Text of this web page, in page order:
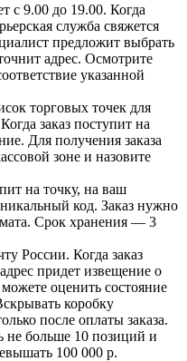
с 9.00 до 19.00. Когда
служба свяжется
предложит выбрать
адрес. Осмотрите
указанной
торговых точек для
заказ поступит на
Для получения заказа
зоне и назовите
на точку, на ваш
код. Заказ нужно
Срок хранения — 3
России. Когда заказ
придет извещение о
оценить состояние
коробку
после оплаты заказа.
не больше 10 позиций и
100 000 р.